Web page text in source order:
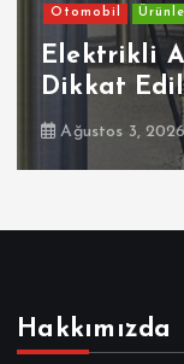
Otomobil
Elektrikli
Dikkat
Ağustos 3, 2026
Hakkımızda